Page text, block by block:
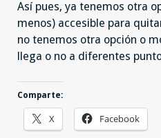
Así pues, ya tenemos otra
menos) accesible para
no tenemos otra opción o
llega o no a diferentes
Comparte:
X Facebook